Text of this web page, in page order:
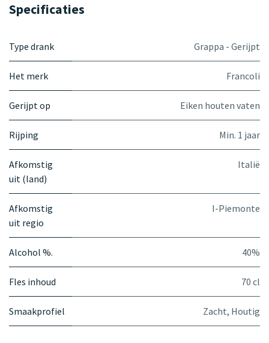
Specificaties
Type drank Grappa - Gerijpt
Het merk Francoli
Gerijpt op Eiken houten vaten
Rijping Min. 1 jaar
Afkomstig
uit (land)
Italië
Afkomstig
uit regio
I-Piemonte
Alcohol %. 40%
Fles inhoud 70 cl
Smaakprofiel Zacht, Houtig